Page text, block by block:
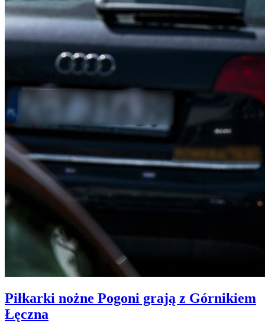
Piłkarki nożne Pogoni grają z Górnikiem
Łęczna